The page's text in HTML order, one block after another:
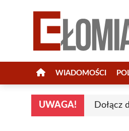
WIADOMOŚCI
UWAGA! Dołącz